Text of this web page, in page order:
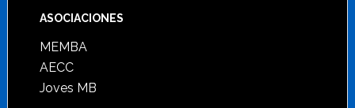
ASOCIACIONES
MEMBA
AECC
Joves MB